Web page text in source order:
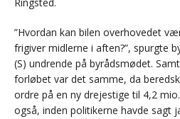
”Hvordan kan bilen overhovedet
frigiver midlerne i aften?”, spurgte
(S) undrende på byrådsmødet.
forløbet var det samme, da
ordre på en ny drejestige til 4,2
også, inden politikerne havde sagt